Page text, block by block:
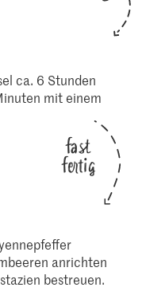
ca. 6 Stunden
mit einem
fast
fertig
anrichten
bestreuen.